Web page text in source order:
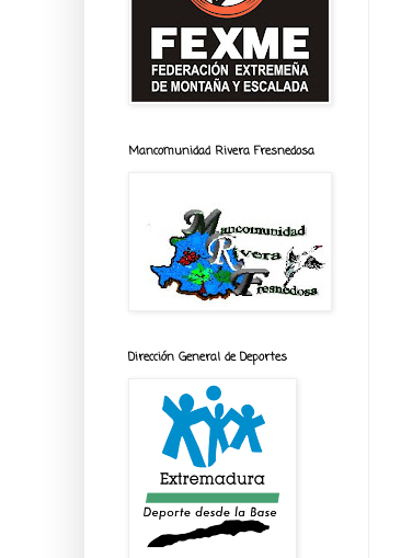
Mancomunidad Rivera Fresnedosa
Dirección General de Deportes